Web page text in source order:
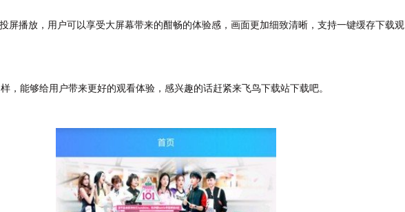
屏播放，用户可以享受大屏幕带来的酣畅的体验感，画面更加细致清晰，支持一键缓存下载观
，能够给用户带来更好的观看体验，感兴趣的话赶紧来飞鸟下载站下载吧。